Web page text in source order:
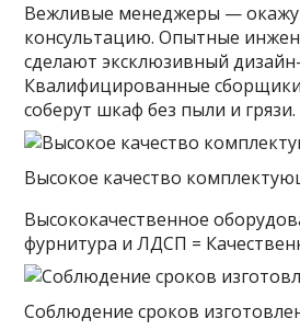
Вежливые менеджеры —
консультацию. Опытные
сделают эксклюзивный
Квалифицированные
соберут шкаф без пыли и грязи.
Высокое качество
Высококачественное
фурнитура и ЛДСП =
Соблюдение сроков